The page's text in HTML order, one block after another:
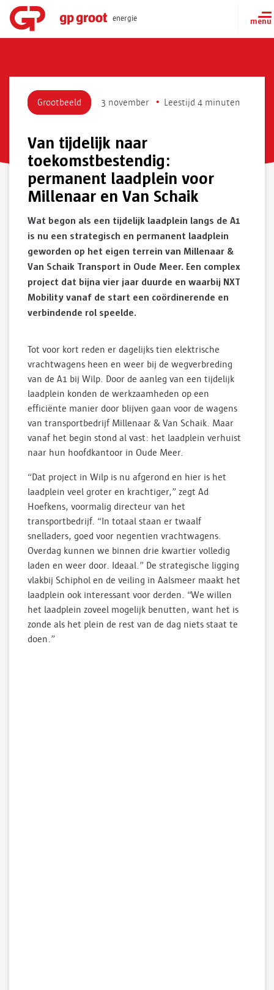
energie
Grootbeeld 3 november Leestijd 4 minuten
Van tijdelijk naar
toekomstbestendig:
permanent laadplein voor
Millenaar en Van Schaik
Wat begon als een tijdelijk laadplein langs de A1
is nu een strategisch en permanent laadplein
geworden op het eigen terrein van Millenaar &
Van Schaik Transport in Oude Meer. Een complex
project dat bijna vier jaar duurde en waarbij NXT
Mobility vanaf de start een coördinerende en
verbindende rol speelde.
Tot voor kort reden er dagelijks tien elektrische
vrachtwagens heen en weer bij de wegverbreding
van de A1 bij Wilp. Door de aanleg van een tijdelijk
laadplein konden de werkzaamheden op een
efficiënte manier door blijven gaan voor de wagens
van transportbedrijf Millenaar & Van Schaik. Maar
vanaf het begin stond al vast: het laadplein verhuist
naar hun hoofdkantoor in Oude Meer.
“Dat project in Wilp is nu afgerond en hier is het
laadplein veel groter en krachtiger,” zegt Ad
Hoefkens, voormalig directeur van het
transportbedrijf. “In totaal staan er twaalf
snelladers, goed voor negentien vrachtwagens.
Overdag kunnen we binnen drie kwartier volledig
laden en weer door. Ideaal.” De strategische ligging
vlakbij Schiphol en de veiling in Aalsmeer maakt het
laadplein ook interessant voor derden. “We willen
het laadplein zoveel mogelijk benutten, want het is
zonde als het plein de rest van de dag niets staat te
doen.”